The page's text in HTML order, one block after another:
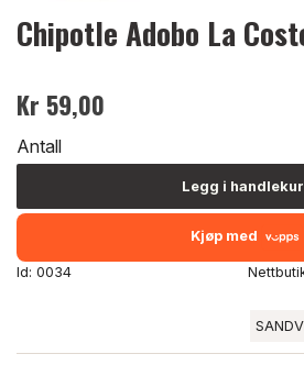
Chipotle Adobo La
Kr 59,00
Antall
Legg i
Kjøp med
Id: 0034